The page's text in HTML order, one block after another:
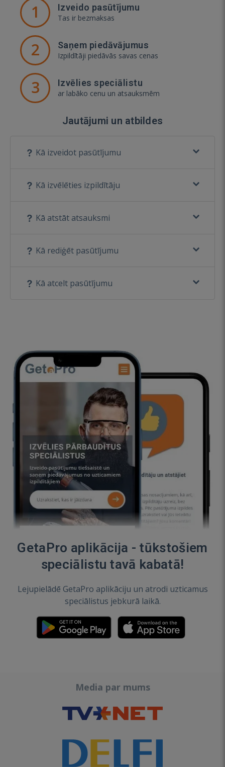
1 Izveido pasūtījumu
Tas ir bezmaksas
2 Saņem piedāvājumus
Izpildītāji piedāvās savas cenas
3 Izvēlies speciālistu
ar labāko cenu un atsauksmēm
Jautājumi un atbildes
Kā izveidot pasūtījumu
Kā izvēlēties izpildītāju
Kā atstāt atsauksmi
Kā rediģēt pasūtījumu
Kā atcelt pasūtījumu
GetaPro aplikācija - tūkstošiem
speciālistu tavā kabatā!
Lejupielādē GetaPro aplikāciju un atrodi uzticamus
speciālistus jebkurā laikā.
Media par mums